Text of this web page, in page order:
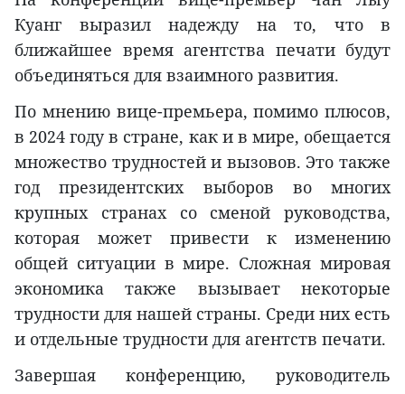
Куанг выразил надежду на то, что в
ближайшее время агентства печати будут
объединяться для взаимного развития.
По мнению вице-премьера, помимо плюсов,
в 2024 году в стране, как и в мире, обещается
множество трудностей и вызовов. Это также
год президентских выборов во многих
крупных странах со сменой руководства,
которая может привести к изменению
общей ситуации в мире. Сложная мировая
экономика также вызывает некоторые
трудности для нашей страны. Среди них есть
и отдельные трудности для агентств печати.
Завершая конференцию, руководитель